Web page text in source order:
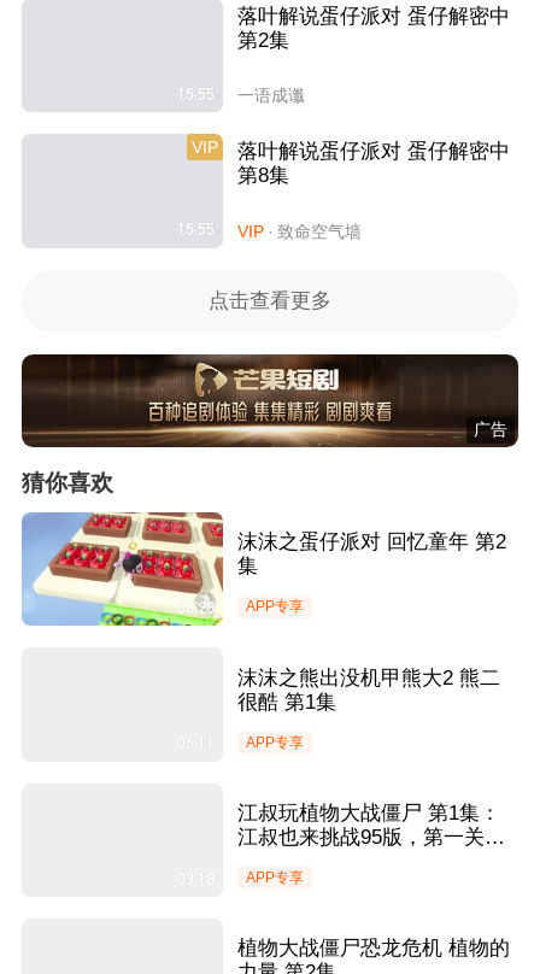
15:55
落叶解说蛋仔派对 蛋仔解密中
第2集
一语成谶
15:55
VIP
落叶解说蛋仔派对 蛋仔解密中
第8集
VIP · 致命空气墙
点击查看更多
广告
猜你喜欢
06:28
沫沫之蛋仔派对 回忆童年 第2
集
APP专享
06:11
沫沫之熊出没机甲熊大2 熊二
很酷 第1集
APP专享
03:18
江叔玩植物大战僵尸 第1集：
江叔也来挑战95版，第一关就
APP专享
植物大战僵尸恐龙危机 植物的